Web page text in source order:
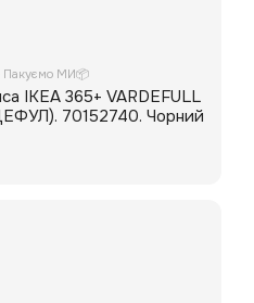
Пакуємо МИ📦
IKEA 365+ VARDEFULL
70152740. Чорний